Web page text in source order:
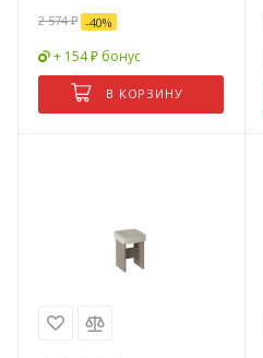
2 574₽ -40%
+ 154 ₽ бонус
В КОРЗИНУ